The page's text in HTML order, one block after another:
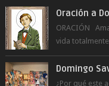
Oración a
ORACIÓN
vida
a la juventud
Domingo
¿Por qué este